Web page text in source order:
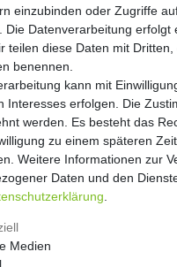
Abonnieren
** Hierbei
Widerrufs­formular
AGB
einzubinden oder Zugriffe
Die Datenverarbeitung erfolgt
teilen diese Daten mit Dritten,
benennen.
kann mit
Interesses erfolgen. Die
werden. Es besteht das
zu einem späteren
Weitere Informationen zur
Daten und den
Medien
2016 | Dekushop.de | Alle
gelten nur für Industrie,